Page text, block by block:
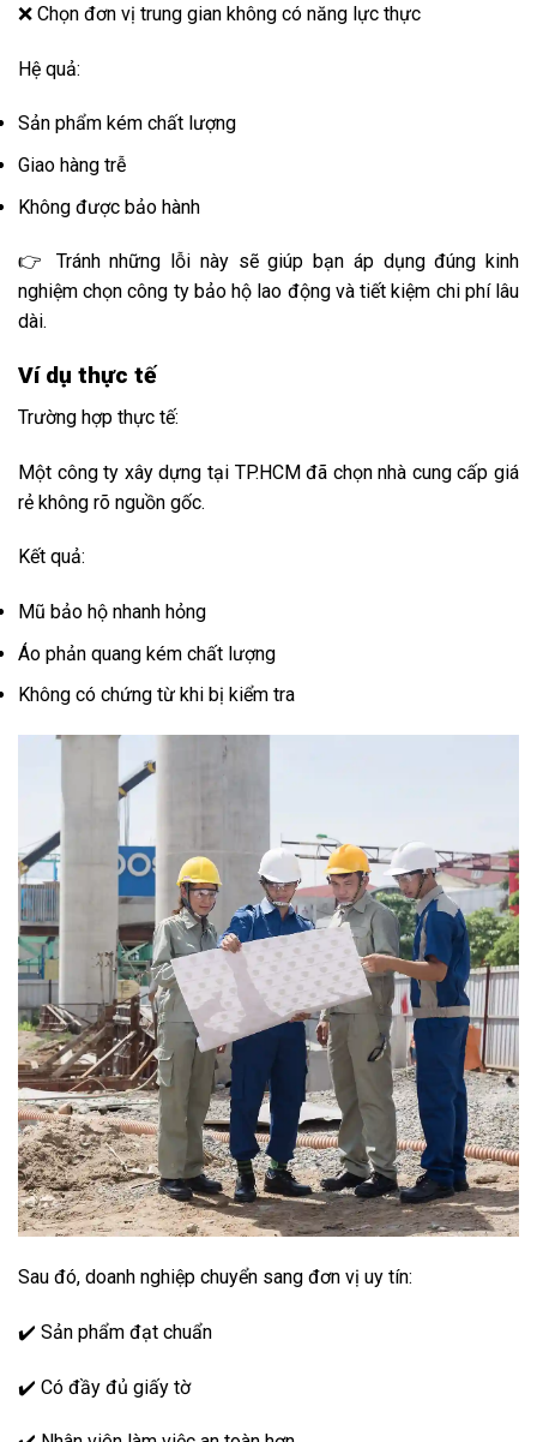
❌ Chọn đơn vị trung gian không có năng lực thực
Hệ quả:
Sản phẩm kém chất lượng
Giao hàng trễ
Không được bảo hành
👉 Tránh những lỗi này sẽ giúp bạn áp dụng đúng kinh
nghiệm chọn công ty bảo hộ lao động và tiết kiệm chi phí lâu
dài.
Ví dụ thực tế
Trường hợp thực tế:
Một công ty xây dựng tại TP.HCM đã chọn nhà cung cấp giá
rẻ không rõ nguồn gốc.
Kết quả:
Mũ bảo hộ nhanh hỏng
Áo phản quang kém chất lượng
Không có chứng từ khi bị kiểm tra
Sau đó, doanh nghiệp chuyển sang đơn vị uy tín:
✔️ Sản phẩm đạt chuẩn
✔️ Có đầy đủ giấy tờ